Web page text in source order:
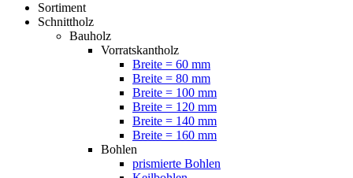
Sortiment
Schnittholz
Bauholz
Vorratskantholz
Breite = 60 mm
Breite = 80 mm
Breite = 100 mm
Breite = 120 mm
Breite = 140 mm
Breite = 160 mm
Bohlen
prismierte Bohlen